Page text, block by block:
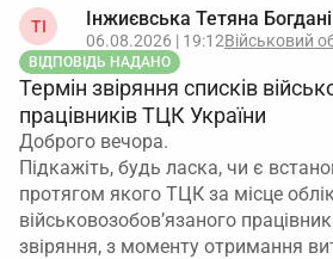
ТІ Інжиєвська Тетяна
06.08.2026 | 19:12Військовий
ВІДПОВІДЬ НАДАНО
Термін звіряння списків
працівників ТЦК України
Доброго вечора.
Підкажіть, будь ласка, чи є
протягом якого ТЦК за місце
військовозобов’язаного
звіряння, з моменту отримання